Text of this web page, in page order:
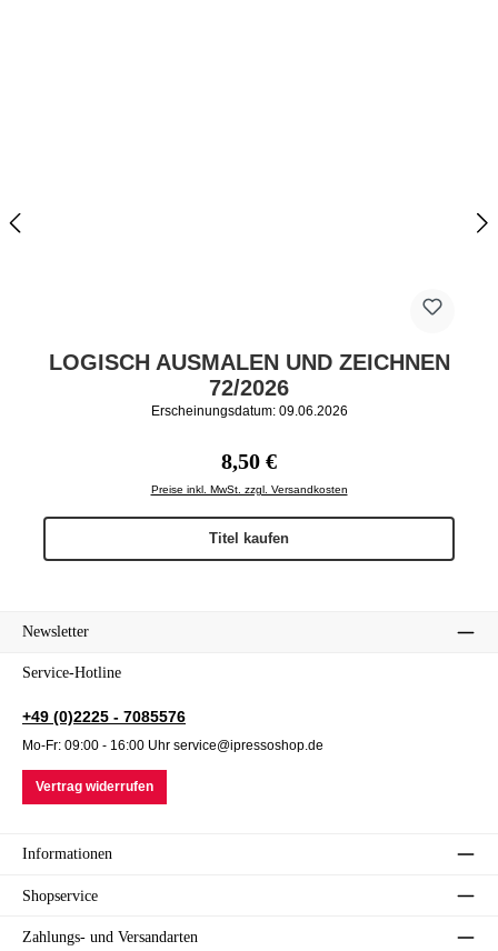
LOGISCH AUSMALEN UND ZEICHNEN
72/2026
Erscheinungsdatum: 09.06.2026
Regulärer Preis:
8,50 €
Preise inkl. MwSt. zzgl. Versandkosten
Titel kaufen
Newsletter
Service-Hotline
+49 (0)2225 - 7085576
Mo-Fr: 09:00 - 16:00 Uhr service@ipressoshop.de
Vertrag widerrufen
Informationen
Shopservice
Zahlungs- und Versandarten